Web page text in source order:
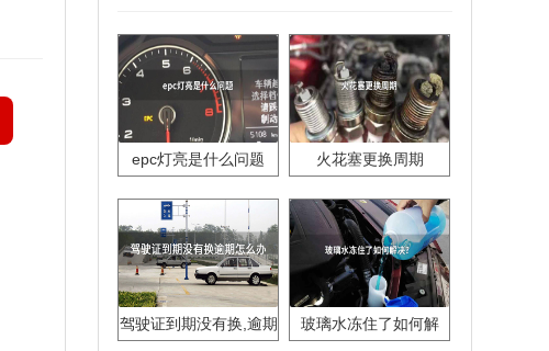
epc灯亮是什么问题 火花塞更换周期
驾驶证到期没有换,逾期
玻璃水冻住了如何解